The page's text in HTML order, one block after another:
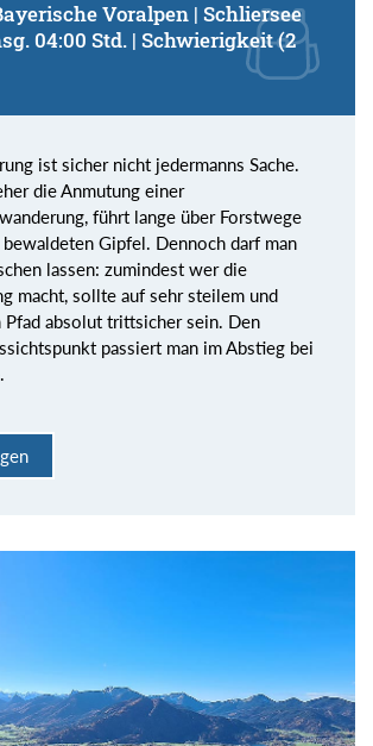
Voralpen | Schliersee
04:00 Std. | Schwierigkeit (2
ist sicher nicht jedermanns Sache.
die Anmutung einer
führt lange über Forstwege
Gipfel. Dennoch darf man
lassen: zumindest wer die
macht, sollte auf sehr steilem und
Pfad absolut trittsicher sein. Den
passiert man im Abstieg bei